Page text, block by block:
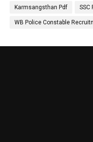
Karmsangsthan Pdf SSC
WB Police Constable